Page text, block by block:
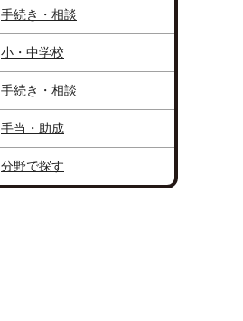
手続き・相談
小・中学校
手続き・相談
手当・助成
分野で探す